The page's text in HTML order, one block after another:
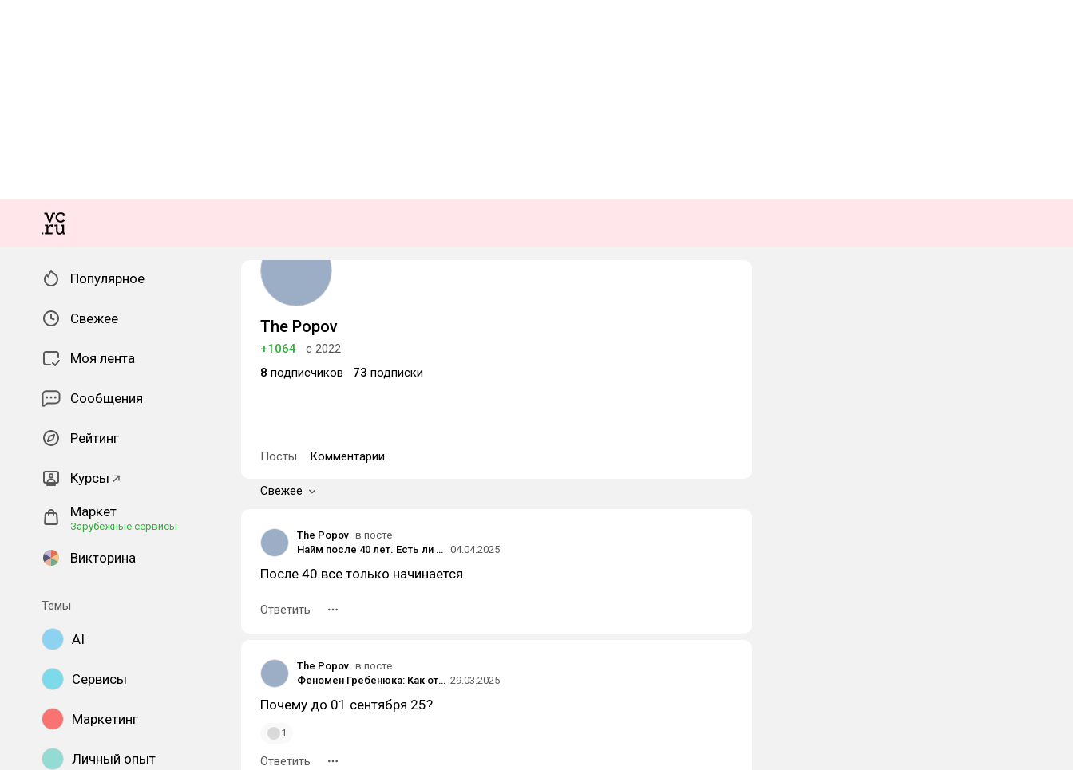
Популярное
Свежее
Моя лента
Сообщения
Рейтинг
Курсы
Маркет
Зарубежные сервисы
Викторина
Темы
AI
Сервисы
Маркетинг
Личный опыт
The Popov
+1064
с 2022
8 подписчиков 73 подписки
Посты Комментарии
Свежее
The Popov в посте
Найм после 40 лет. Есть ли шанс найти работу? 04.04.2025
После 40 все только начинается
Ответить
The Popov в посте
Феномен Гребенюка: Как от учителя по истории дойти до самого популярного предпринимателя в России 29.03.2025
Почему до 01 сентября 25?
1
Ответить